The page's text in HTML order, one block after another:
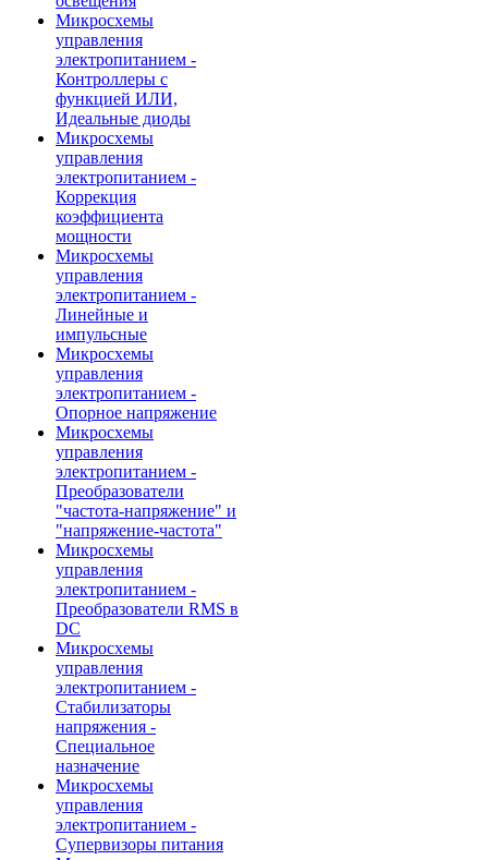
Микросхемы
управления
электропитанием -
Контроллеры с
функцией ИЛИ,
Идеальные диоды
Микросхемы
управления
электропитанием -
Коррекция
коэффициента
мощности
Микросхемы
управления
электропитанием -
Линейные и
импульсные
Микросхемы
управления
электропитанием -
Опорное напряжение
Микросхемы
управления
электропитанием -
Преобразователи
"частота-напряжение" и
"напряжение-частота"
Микросхемы
управления
электропитанием -
Преобразователи RMS в
DC
Микросхемы
управления
электропитанием -
Стабилизаторы
напряжения -
Специальное
назначение
Микросхемы
управления
электропитанием -
Супервизоры питания